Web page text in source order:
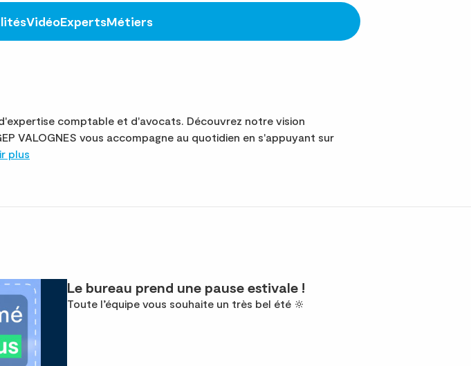
VidéoExpertsMétiers
comptable et d'avocats. Découvrez notre vision
VALOGNES vous accompagne au quotidien en s'appuyant sur
plus
Le bureau prend une pause estivale !
Toute l’équipe vous souhaite un très bel été 🔆